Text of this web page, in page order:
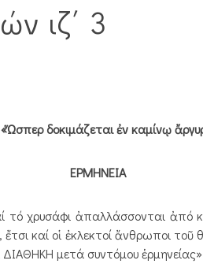
ιζ΄ 3
«Ὥσπερ δοκιμάζεται ἐν καμίνῳ
ΕΡΜΗΝΕΙΑ
χρυσάφι ἀπαλλάσσονται ἀπό
καί οἱ ἐκλεκτοί ἄνθρωποι
ΔΙΑΘΗΚΗ μετά συντόμου